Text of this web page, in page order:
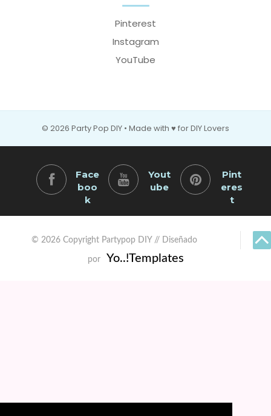
Pinterest
Instagram
YouTube
© 2026 Party Pop DIY • Made with ♥ for DIY Lovers
Face
boo
k
Yout
ube
Pint
eres
t
© 2026 Copyright Partypop DIY // Diseñado
por Yo..!Templates